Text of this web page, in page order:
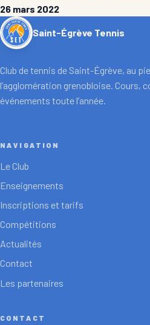
26 mars 2022
Saint-Égrève Tennis
Club de tennis de Saint-Égrève, au
l’agglomération grenobloise. Cours,
événements toute l’année.
NAVIGATION
Le Club
Enseignements
Inscriptions et tarifs
Compétitions
Actualités
Contact
Les partenaires
CONTACT